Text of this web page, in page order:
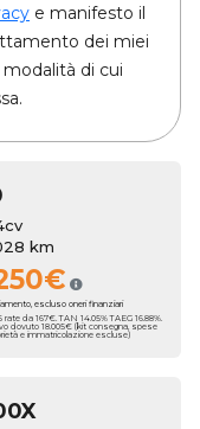
e manifesto il
dei miei
di cui
km
escluso oneri finanziari
rate da 167€. TAN 14.05% TAEG 16.88%.
dovuto 18.005€ (kit consegna, spese
e immatricolazione escluse)